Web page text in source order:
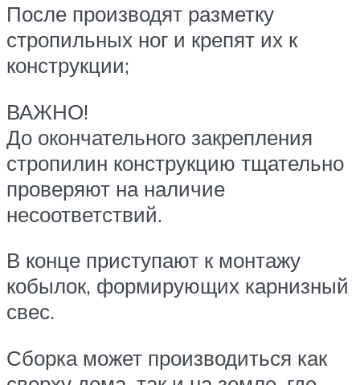
После производят разметку
стропильных ног и крепят их к
конструкции;
ВАЖНО!
До окончательного закрепления
стропилин конструкцию тщательно
проверяют на наличие
несоответствий.
В конце приступают к монтажу
кобылок, формирующих карнизный
свес.
Сборка может производиться как